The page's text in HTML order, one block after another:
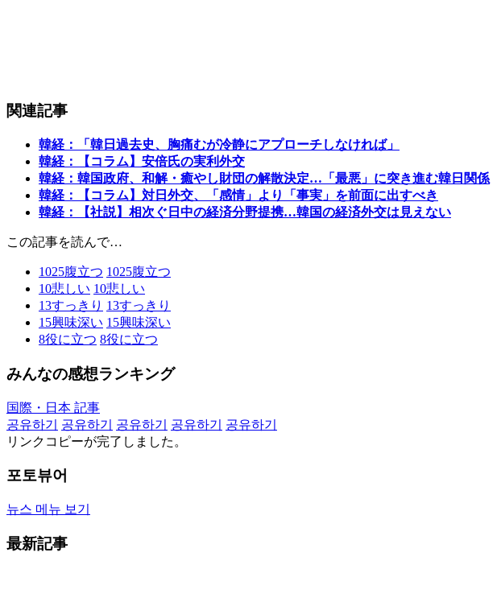
関連記事
韓経：「韓日過去史、胸痛むが冷静にアプローチしなければ」
韓経：【コラム】安倍氏の実利外交
韓経：韓国政府、和解・癒やし財団の解散決定…「最悪」に突き進む韓日関係
韓経：【コラム】対日外交、「感情」より「事実」を前面に出すべき
韓経：【社説】相次ぐ日中の経済分野提携…韓国の経済外交は見えない
この記事を読んで…
1025腹立つ 1025腹立つ
10悲しい 10悲しい
13すっきり 13すっきり
15興味深い 15興味深い
8役に立つ 8役に立つ
みんなの感想ランキング
国際・日本 記事
공유하기
공유하기 공유하기 공유하기
공유하기
リンクコピーが完了しました。
포토뷰어
뉴스 메뉴 보기
最新記事